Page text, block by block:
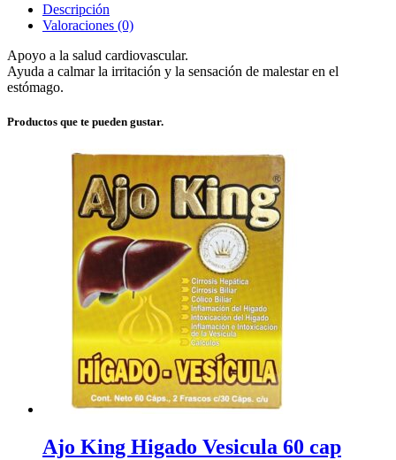
Descripción
Valoraciones (0)
Apoyo a la salud cardiovascular.
Ayuda a calmar la irritación y la sensación de malestar en el
estómago.
Productos que te pueden gustar.
Ajo King Higado Vesicula 60 cap